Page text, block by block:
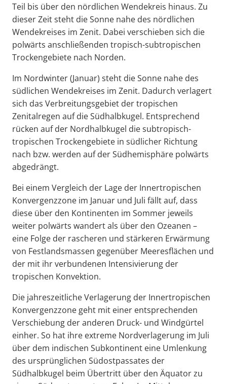
Teil bis über den nördlichen Wendekreis hinaus. Zu
dieser Zeit steht die Sonne nahe des nördlichen
Wendekreises im Zenit. Dabei verschieben sich die
polwärts anschließenden tropisch-subtropischen
Trockengebiete nach Norden.
Im Nordwinter (Januar) steht die Sonne nahe des
südlichen Wendekreises im Zenit. Dadurch verlagert
sich das Verbreitungsgebiet der tropischen
Zenitalregen auf die Südhalbkugel. Entsprechend
rücken auf der Nordhalbkugel die subtropisch-
tropischen Trockengebiete in südlicher Richtung
nach bzw. werden auf der Südhemisphäre polwärts
abgedrängt.
Bei einem Vergleich der Lage der Innertropischen
Konvergenzzone im Januar und Juli fällt auf, dass
diese über den Kontinenten im Sommer jeweils
weiter polwärts wandert als über den Ozeanen –
eine Folge der rascheren und stärkeren Erwärmung
von Festlandsmassen gegenüber Meeresflächen und
der mit ihr verbundenen Intensivierung der
tropischen Konvektion.
Die jahreszeitliche Verlagerung der Innertropischen
Konvergenzzone geht mit einer entsprechenden
Verschiebung der anderen Druck- und Windgürtel
einher. So hat ihre extreme Nordverlagerung im Juli
über dem indischen Subkontinent eine Umlenkung
des ursprünglichen Südostpassates der
Südhalbkugel beim Übertritt über den Äquator zu